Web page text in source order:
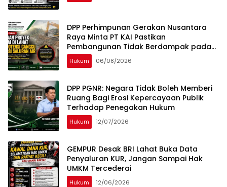
DPP Perhimpunan Gerakan Nusantara
Raya Minta PT KAI Pastikan
Pembangunan Tidak Berdampak pada
Fungsi Drainase Masyarakat Lahat
Hukum 06/08/2026
DPP PGNR: Negara Tidak Boleh Memberi
Ruang Bagi Erosi Kepercayaan Publik
Terhadap Penegakan Hukum
Hukum 12/07/2026
GEMPUR Desak BRI Lahat Buka Data
Penyaluran KUR, Jangan Sampai Hak
UMKM Tercederai
Hukum 12/06/2026